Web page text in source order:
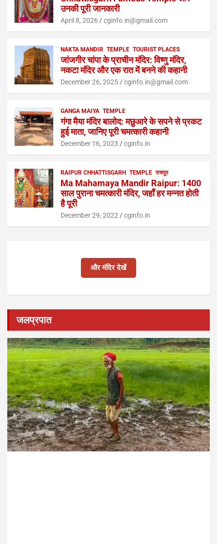
उनकी पूरी जानकारी
April 8, 2026 cginfo.in@gmail.com
NAKTA MANDIR TEMPLE TOURIST PLACES
जांजगीर चांपा के प्राचीन मंदिर: विष्णु मंदिर,
नकटा मंदिर और एक रात में बनने की कहानी
December 26, 2025 cginfo.in@gmail.com
GANGA MAIYA TEMPLE
गंगा मैया मंदिर बालोद: मछुआरे के सपने से प्रकट
हुई माता, जानिए पूरी चमत्कारी कहानी
December 16, 2023 cginfo.in
RAIPUR CHHATTISGARH TEMPLE रायपुर
Ma Mahamaya Mandir Raipur: 1400
साल पुराना चमत्कारी मंदिर, जहाँ हर मन्नत होती
है पूरी
December 29, 2022 cginfo.in
और मंदिर देखें
जलप्रपात